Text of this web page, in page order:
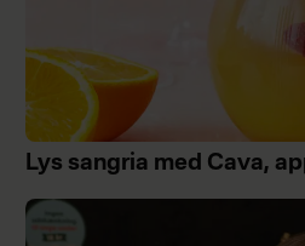
Lys sangria med Cava,